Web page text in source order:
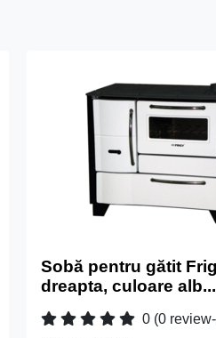
Sobă pentru gătit
dreapta, culoare alb...
0 (0